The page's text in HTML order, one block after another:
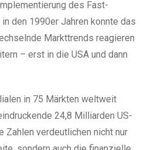
des Fast-
den 1990er Jahren konnte das
Markttrends reagieren
– erst in die USA und dann
in 75 Märkten weltweit
24,8 Milliarden US-
Zahlen verdeutlichen nicht nur